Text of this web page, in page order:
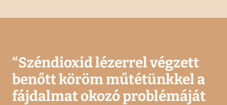
“Széndioxid lézerrel végzett
benőtt köröm műtétünkkel a
fájdalmat okozó problémáját